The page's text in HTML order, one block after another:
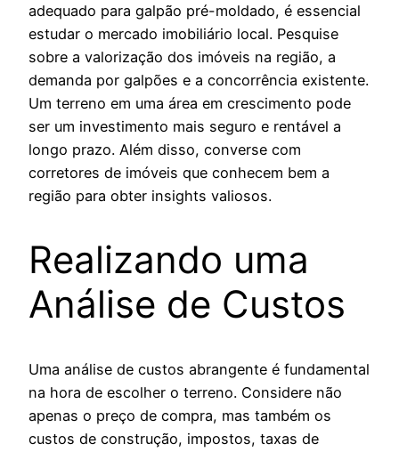
adequado para galpão pré-moldado, é essencial
estudar o mercado imobiliário local. Pesquise
sobre a valorização dos imóveis na região, a
demanda por galpões e a concorrência existente.
Um terreno em uma área em crescimento pode
ser um investimento mais seguro e rentável a
longo prazo. Além disso, converse com
corretores de imóveis que conhecem bem a
região para obter insights valiosos.
Realizando uma
Análise de Custos
Uma análise de custos abrangente é fundamental
na hora de escolher o terreno. Considere não
apenas o preço de compra, mas também os
custos de construção, impostos, taxas de